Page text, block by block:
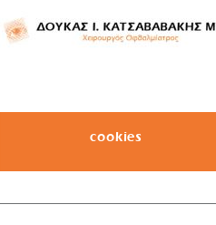
cookies